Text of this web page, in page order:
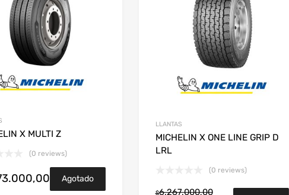
X MULTI Z
(0 reviews)
Agotado
LLANTAS
MICHELIN X ONE LINE GRIP D
LRL
(0 reviews)
$6.267.000,00